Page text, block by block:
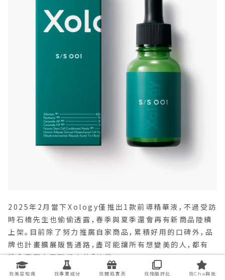
2025年2月當下Xology僅推出1款前導精華液，不過受訪
時石橋先生也偷偷透露，春季與夏季還會再有新商品陸續
上架。目前除了努力推廣自家商品，累積好用的口碑外，品
牌也計畫擴展販售通路，盡可能讓所有想變美的人，都有
機會實現自己理想中的「美學」！
找美容知識 找專業成分 找開箱實測 找殘酷評比 找Cha與我